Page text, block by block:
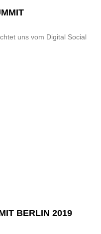
uns vom Digital Social
BERLIN 2019